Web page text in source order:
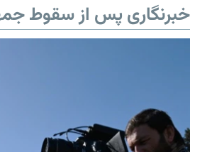
خبرنگاری پس از سقوط